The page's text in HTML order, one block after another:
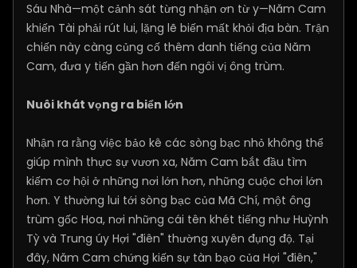
Sáu Nhà—một cảnh sát từng nhận ơn từ y—Năm Cam
khiến Tài phải rút lui, lặng lẽ biến mất khỏi địa bàn. Trận
chiến này càng củng cố thêm danh tiếng của Năm
Cam, đưa y tiến gần hơn đến ngôi vị ông trùm.
Nuôi khát vọng ra biển lớn
Nhận ra rằng việc bảo kê các sòng bạc nhỏ không thể
giúp mình thực sự vươn xa, Năm Cam bắt đầu tìm
kiếm cơ hội ở những nơi lớn hơn, những cuộc chơi lớn
hơn. Y thường lui tới sòng bạc của Mã Chí, một ông
trùm gốc Hoa, nơi những cái tên khét tiếng như Huỳnh
Tỳ và Trung úy Hợi "điên" thường xuyên đụng độ. Tại
đây, Năm Cam chứng kiến sự tàn bạo của Hợi "điên,"